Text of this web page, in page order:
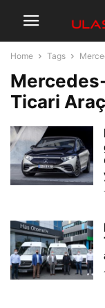
Home Tags
Ticari